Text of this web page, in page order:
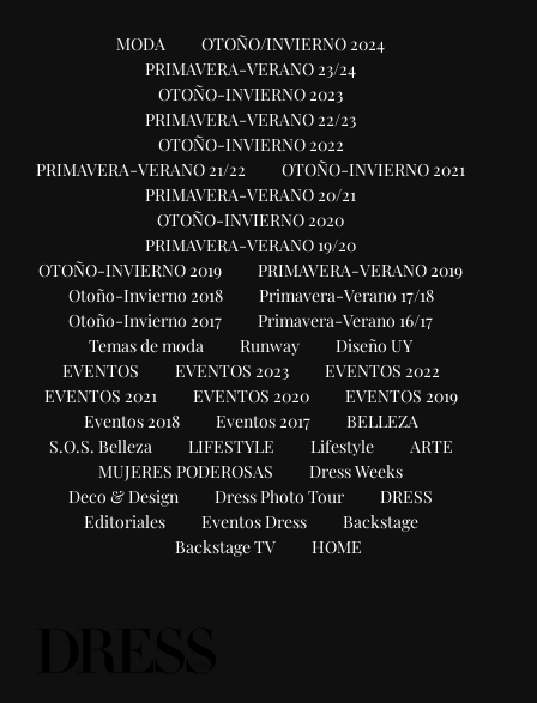
MODA
OTOÑO/INVIERNO 2024
PRIMAVERA-VERANO 23/24
OTOÑO-INVIERNO 2023
PRIMAVERA-VERANO 22/23
OTOÑO-INVIERNO 2022
PRIMAVERA-VERANO 21/22
OTOÑO-INVIERNO 2021
PRIMAVERA-VERANO 20/21
OTOÑO-INVIERNO 2020
PRIMAVERA-VERANO 19/20
OTOÑO-INVIERNO 2019
PRIMAVERA-VERANO 2019
Otoño-Invierno 2018
Primavera-Verano 17/18
Otoño-Invierno 2017
Primavera-Verano 16/17
Temas de moda
Runway
Diseño UY
EVENTOS
EVENTOS 2023
EVENTOS 2022
EVENTOS 2021
EVENTOS 2020
EVENTOS 2019
Eventos 2018
Eventos 2017
BELLEZA
S.O.S. Belleza
LIFESTYLE Lifestyle
ARTE
MUJERES PODEROSAS
Dress Weeks
Deco & Design
Dress Photo Tour
DRESS
Editoriales
Eventos Dress
Backstage
Backstage TV
HOME